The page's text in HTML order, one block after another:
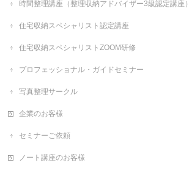
時間整理講座（整理収納アドバイザー3級認定講座）
住宅収納スペシャリスト認定講座
住宅収納スペシャリストZOOM研修
プロフェッショナル・ガイドセミナー
写真整理サークル
企業のお客様
セミナーご依頼
ノート講座のお客様